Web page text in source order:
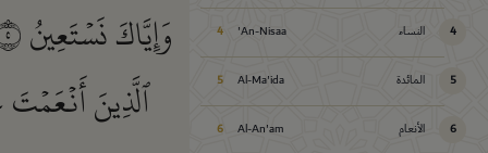
4 النساء An-Nisaa'
4
5 المائدة Al-Ma'ida
5
6 الأنعام Al-An'am
6
وَإِيَّاكَ نَسۡتَعِينُ
ٱلَّذِينَ